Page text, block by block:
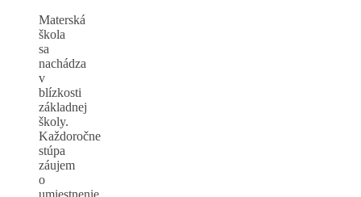
Materská
škola
sa
nachádza
v
blízkosti
základnej
školy.
Každoročne
stúpa
záujem
o
umiestnenie